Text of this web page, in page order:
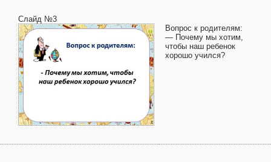
Слайд №3
Вопрос к родителям:
— Почему мы хотим,
чтобы наш ребенок
хорошо учился?